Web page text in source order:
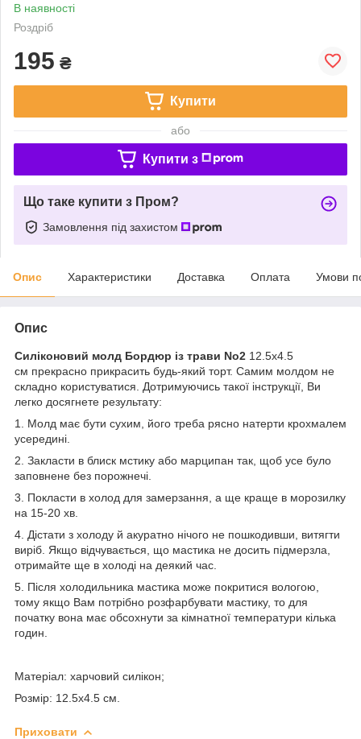
В наявності
Роздріб
195 ₴
Купити
або
Купити з
Що таке купити з Пром?
Замовлення під захистом
Опис Характеристики Доставка Оплата Умови
Опис
Силіконовий молд Бордюр із трави No2 12.5х4.5
см прекрасно прикрасить будь-який торт. Самим молдом не
складно користуватися. Дотримуючись такої інструкції, Ви
легко досягнете результату:
1. Молд має бути сухим, його треба рясно натерти крохмалем
усередині.
2. Закласти в блиск мстику або марципан так, щоб усе було
заповнене без порожнечі.
3. Покласти в холод для замерзання, а ще краще в морозилку
на 15-20 хв.
4. Дістати з холоду й акуратно нічого не пошкодивши, витягти
виріб. Якщо відчувається, що мастика не досить підмерзла,
отримайте ще в холоді на деякий час.
5. Після холодильника мастика може покритися вологою,
тому якщо Вам потрібно розфарбувати мастику, то для
початку вона має обсохнути за кімнатної температури кілька
годин.
Матеріал: харчовий силікон;
Розмір: 12.5х4.5 см.
Приховати